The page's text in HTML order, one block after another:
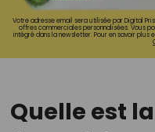
Votre adresse email sera utilisée par Digital
offres commerciales personnalisées. Vous
intégré dans la newsletter. Pour en savoir plus
Quelle est